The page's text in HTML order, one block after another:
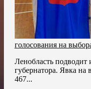
голосования на
Ленобласть подводит
губернатора. Явка на
467...